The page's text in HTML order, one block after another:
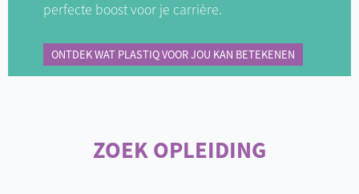
perfecte boost voor je carrière.
ONTDEK WAT PLASTIQ VOOR JOU KAN BETEKENEN
ZOEK OPLEIDING